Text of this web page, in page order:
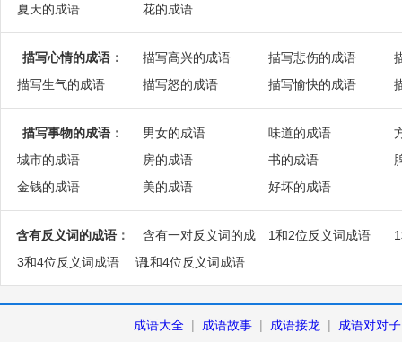
夏天的成语
花的成语
描写心情的成语 ： 描写高兴的成语 描写悲伤的成语
描写生气的成语
描写怒的成语 描写愉快的成语
描写事物的成语 ： 男女的成语 味道的成语
城市的成语
房的成语 书的成语
金钱的成语
美的成语 好坏的成语
含有反义词的成语 ：
含有一对反义词的成
语
1和2位反义词成语
3和4位反义词成语
1和4位反义词成语
成语大全 | 成语故事 | 成语接龙 |
成语对对子